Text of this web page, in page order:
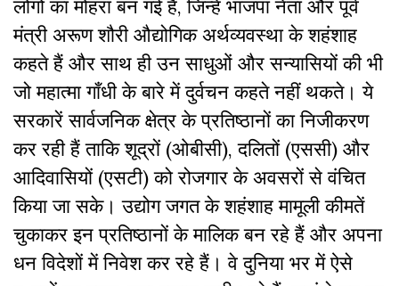
लोगों का मोहरा बन गई हैं, जिन्हें भाजपा नेता और पूर्व
मंत्री अरूण शौरी औद्योगिक अर्थव्यवस्था के शहंशाह
कहते हैं और साथ ही उन साधुओं और सन्यासियों की भी
जो महात्मा गाँधी के बारे में दुर्वचन कहते नहीं थकते। ये
सरकारें सार्वजनिक क्षेत्र के प्रतिष्ठानों का निजीकरण
कर रही हैं ताकि शूद्रों (ओबीसी), दलितों (एससी) और
आदिवासियों (एसटी) को रोजगार के अवसरों से वंचित
किया जा सके। उद्योग जगत के शहंशाह मामूली कीमतें
चुकाकर इन प्रतिष्ठानों के मालिक बन रहे हैं और अपना
धन विदेशों में निवेश कर रहे हैं। वे दुनिया भर में ऐसे